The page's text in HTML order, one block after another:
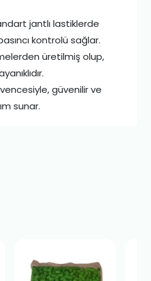
jantlı lastiklerde
kontrolü sağlar.
üretilmiş olup,
güvenilir ve
sunar.